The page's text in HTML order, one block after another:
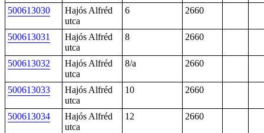
500613030
Hajós Alfréd
utca
6 2660
500613031
Hajós Alfréd
utca
8 2660
500613032
Hajós Alfréd
utca
8/a 2660
500613033
Hajós Alfréd
utca
10 2660
500613034
Hajós Alfréd
utca
12 2660